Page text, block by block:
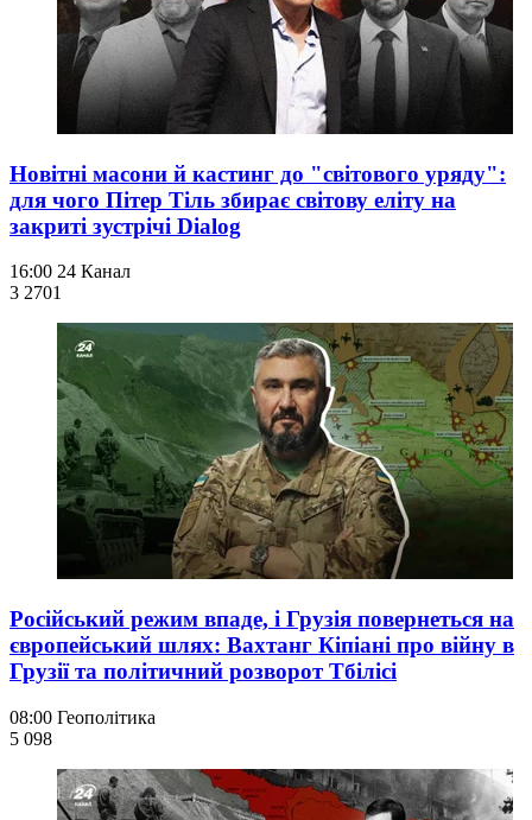
Новітні масони й кастинг до "світового уряду":
для чого Пітер Тіль збирає світову еліту на
закриті зустрічі Dialog
16:00 24 Канал
3 2701
Російський режим впаде, і Грузія повернеться на
європейський шлях: Вахтанг Кіпіані про війну в
Грузії та політичний розворот Тбілісі
08:00 Геополітика
5 098